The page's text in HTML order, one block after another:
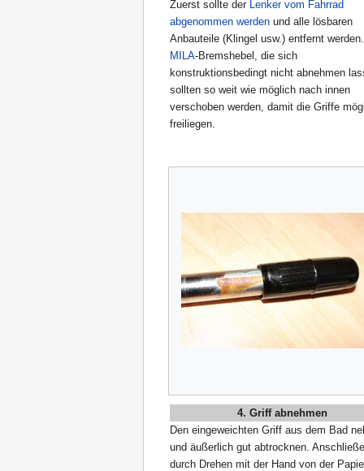
Zuerst sollte der Lenker vom Fahrrad
abgenommen werden und alle lösbaren
Anbauteile (Klingel usw.) entfernt werden.
MILA-Bremshebel, die sich
konstruktionsbedingt nicht abnehmen
sollten so weit wie möglich nach innen
verschoben werden, damit die Griffe
freiliegen.
4. Griff abnehmen
Den eingeweichten Griff aus dem Bad
und äußerlich gut abtrocknen.
durch Drehen mit der Hand von der